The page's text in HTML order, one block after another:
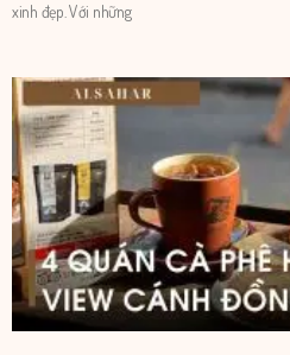
xinh đẹp. Với những